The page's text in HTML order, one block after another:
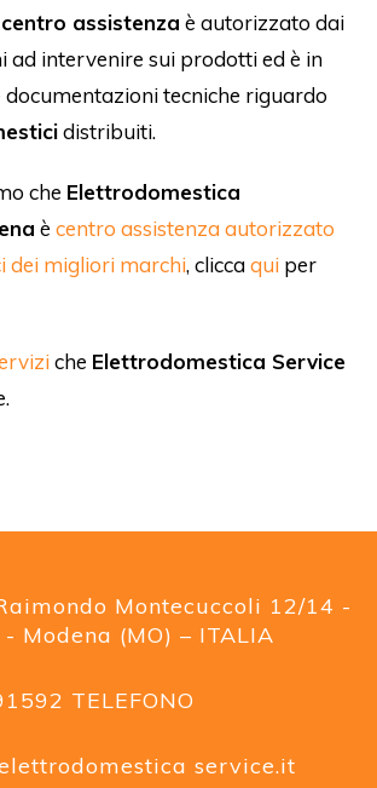
centro assistenza è autorizzato dai
ad intervenire sui prodotti ed è in
tecniche riguardo
distribuiti.
che Elettrodomestica
è centro assistenza autorizzato
dei migliori marchi, cliccaqui per
che Elettrodomestica Service
Montecuccoli 12/14 -
Modena (MO) – ITALIA
TELEFONO
service.it